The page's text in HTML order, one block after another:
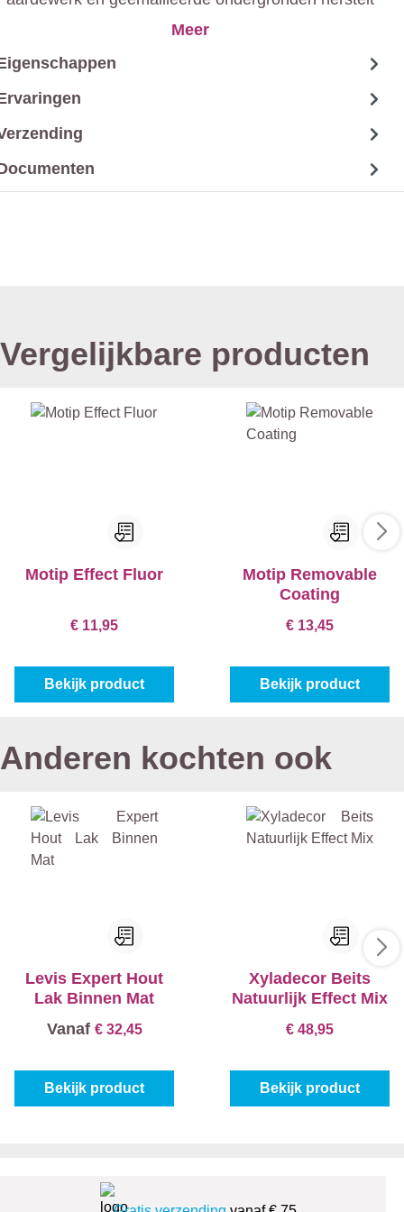
en verfraait kunnen worden.
Meer
Vergelijkbare producten
Motip Effect Fluor
€ 11,95
Bekijk product
Motip Removable
Coating
€ 13,45
Bekijk product
Anderen kochten ook
Levis Expert Hout
Lak Binnen Mat
Vanaf € 32,45
Bekijk product
Xyladecor Beits
Natuurlijk Effect Mix
€ 48,95
Bekijk product